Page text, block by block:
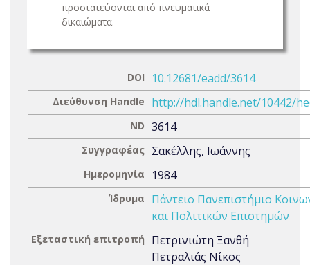
προστατεύονται από πνευματικά
δικαιώματα.
DOI 10.12681/eadd/3614
Διεύθυνση Handle http://hdl.handle.net/10442/
ND 3614
Συγγραφέας Σακέλλης, Ιωάννης
Ημερομηνία 1984
Ίδρυμα
Πάντειο Πανεπιστήμιο
και Πολιτικών Επιστημών
Εξεταστική επιτροπή
Πετρινιώτη Ξανθή
Πετραλιάς Νίκος